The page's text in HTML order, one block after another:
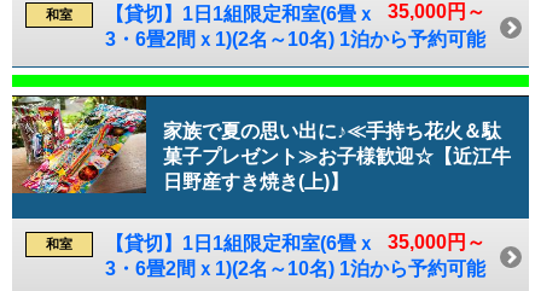
35,000円～
和室
【貸切】1日1組限定和室(6畳ｘ
3・6畳2間ｘ1)(2名～10名) 1泊から予約可能
家族で夏の思い出に♪≪手持ち花火＆駄
菓子プレゼント≫お子様歓迎☆【近江牛
日野産すき焼き(上)】
35,000円～
和室
【貸切】1日1組限定和室(6畳ｘ
3・6畳2間ｘ1)(2名～10名) 1泊から予約可能